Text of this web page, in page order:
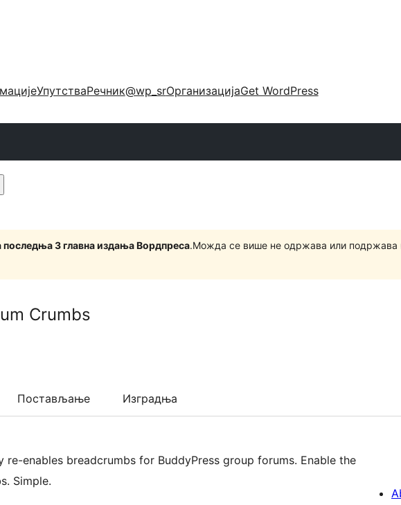
УпутстваРечник@wp_srОрганизацијаGet WordPress
последња 3 главна издања Вордпреса.Можда се више не одржава или
Crumbs
Постављање Изградња
enables breadcrumbs for BuddyPress group forums. Enable the
Simple.